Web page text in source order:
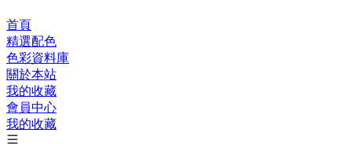
首頁
精選配色
色彩資料庫
關於本站
我的收藏
會員中心
我的收藏